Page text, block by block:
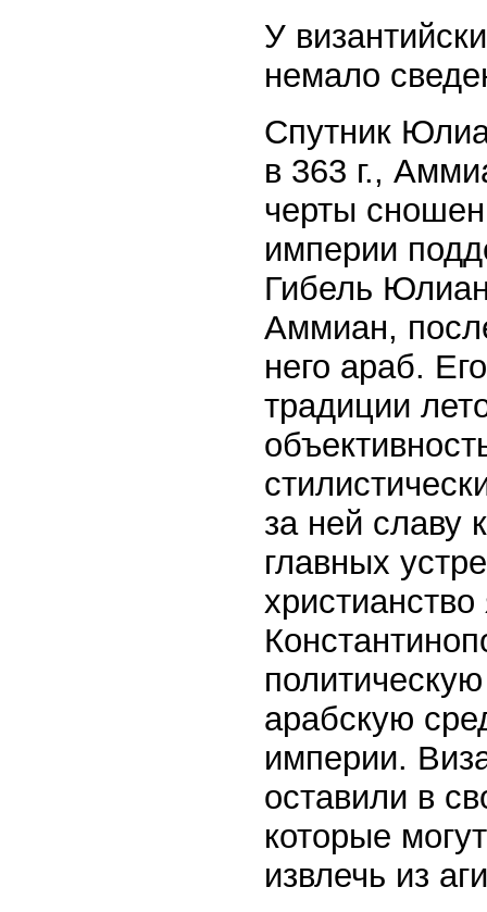
У
немало
Спутник
в 363 г.,
черты
империи
Гибель
Аммиан,
него араб.
традиции
за ней славу
главных
арабскую
империи.
оставили в
которые
извлечь из